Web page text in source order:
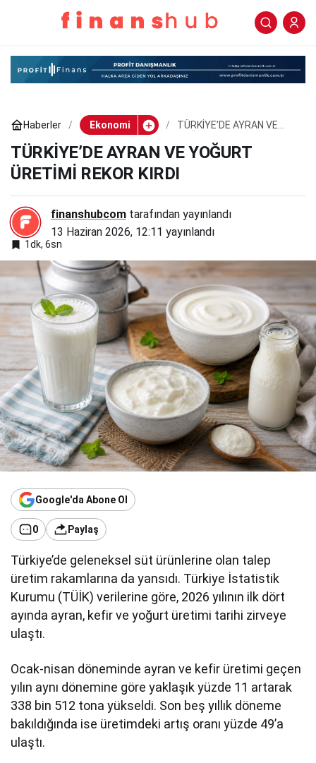
Haberler Ekonomi
TÜRKİYE’DE AYRAN VE
KIRDI
TÜRKİYE’DE AYRAN VE YOĞURT
ÜRETİMİ REKOR KIRDI
finanshubcom tarafından yayınlandı
13 Haziran 2026, 12:11 yayınlandı
1dk, 6sn
Google'da Abone Ol
0 Paylaş
Türkiye’de geleneksel süt ürünlerine olan talep
üretim rakamlarına da yansıdı. Türkiye İstatistik
Kurumu (TÜİK) verilerine göre, 2026 yılının ilk dört
ayında ayran, kefir ve yoğurt üretimi tarihi zirveye
ulaştı.
Ocak-nisan döneminde ayran ve kefir üretimi geçen
yılın aynı dönemine göre yaklaşık yüzde 11 artarak
338 bin 512 tona yükseldi. Son beş yıllık döneme
bakıldığında ise üretimdeki artış oranı yüzde 49’a
ulaştı.
TÜRKİYE’DE AYRAN VE
YOĞURT ÜRETİMİ REKOR
0 Paylaş